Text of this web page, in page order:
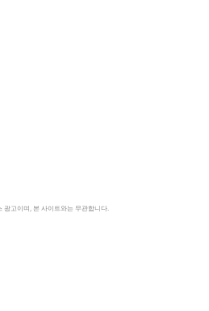
광고이며, 본 사이트와는 무관합니다.